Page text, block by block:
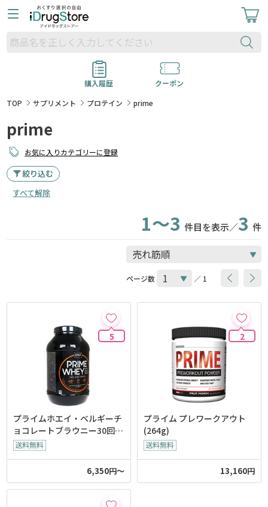
購入履歴
クーポン
TOP
サプリメント プロテイン prime
prime
お気に入りカテゴリーに登録
絞り込む
すべて解除
1～3 件目を表示／3 件
ページ数 ／ 1
5
プライムホエイ・ベルギーチ
ョコレートブラウニー30回分
(QNT) ※2月下旬入荷予定
6,350円～
2
プライム プレワークアウト
(264g)
13,160円